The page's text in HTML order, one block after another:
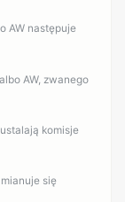
AW następuje
AW, zwanego
komisje
się